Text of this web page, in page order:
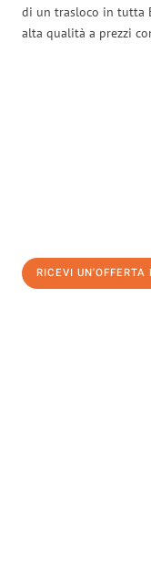
di un trasloco in tutta
alta qualità a prezzi
RICEVI